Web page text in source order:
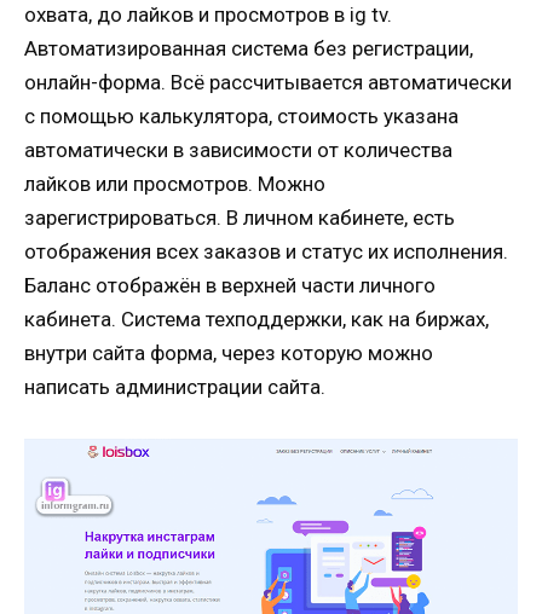
охвата, до лайков и просмотров в ig tv.
Автоматизированная система без регистрации,
онлайн-форма. Всё рассчитывается автоматически
с помощью калькулятора, стоимость указана
автоматически в зависимости от количества
лайков или просмотров. Можно
зарегистрироваться. В личном кабинете, есть
отображения всех заказов и статус их исполнения.
Баланс отображён в верхней части личного
кабинета. Система техподдержки, как на биржах,
внутри сайта форма, через которую можно
написать администрации сайта.